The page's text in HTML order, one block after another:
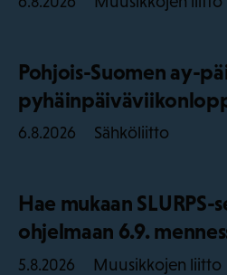
Pohjois-Suomen ay-
6.8.2026 Sähköliitto
Hae mukaan SLURPS-
ohjelmaan 6.9.
5.8.2026 Muusikkojen liitto